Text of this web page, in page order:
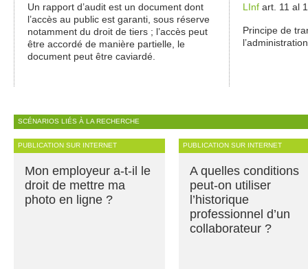
Un rapport d’audit est un document dont
l’accès au public est garanti, sous réserve
notamment du droit de tiers ; l’accès peut
être accordé de manière partielle, le
document peut être caviardé.
LInf art. 11 al
Principe de
l’administration
SCÉNARIOS LIÉS À LA RECHERCHE
PUBLICATION SUR INTERNET
Mon employeur a-t-il le
droit de mettre ma
photo en ligne ?
PUBLICATION SUR INTERNET
A quelles conditions
peut-on utiliser
l’historique
professionnel d’un
collaborateur ?